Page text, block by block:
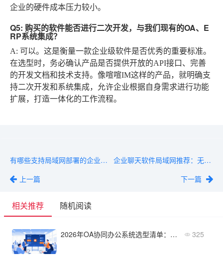
企业的硬件成本压力较小。
Q5: 购买的软件能否进行二次开发，与我们现有的OA、E
RP系统集成？
A: 可以。这是衡量一款企业级软件是否优秀的重要标准。
在选型时，务必确认产品是否提供开放的API接口、完善
的开发文档和技术支持。像喧喧IM这样的产品，就明确支
持二次开发和系统集成，允许企业根据自身需求进行功能
扩展，打造一体化的工作流程。
有哪些支持局域网部署的企业聊天软件？5款盘点
上一篇
企业聊天软件局域网推荐：无需互联网，纯内网沟通
下一篇
相关推荐 随机阅读
2026年OA协同办公系统选型清单：企业高效协同的必备功能模块 325